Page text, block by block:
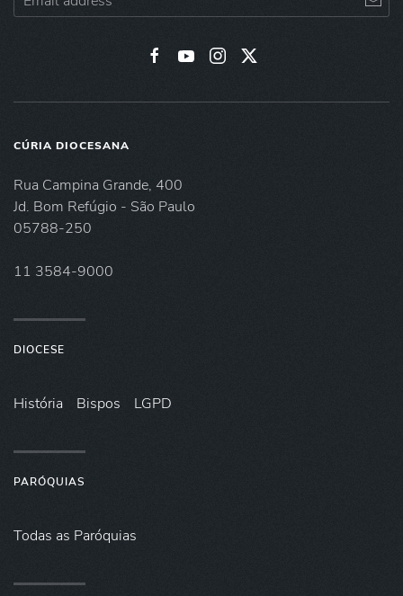
CÚRIA DIOCESANA
Rua Campina Grande, 400
Jd. Bom Refúgio - São Paulo
05788-250
11 3584-9000
DIOCESE
História Bispos LGPD
PARÓQUIAS
Todas as Paróquias